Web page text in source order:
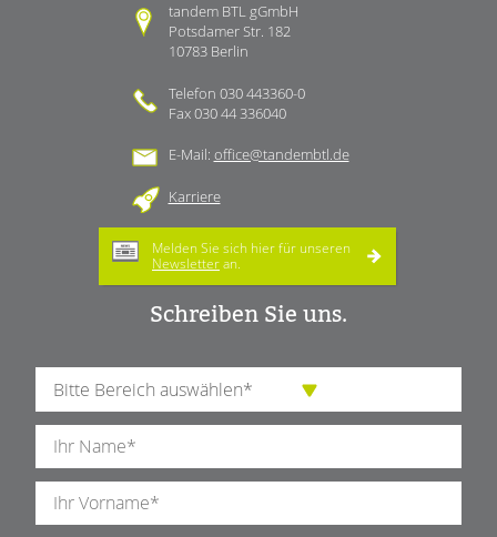
tandem BTL gGmbH
Potsdamer Str. 182
10783 Berlin
Telefon 030 443360-0
Fax 030 44 336040
E-Mail: office@tandembtl.de
Karriere
Melden Sie sich hier für unseren
Newsletteran.
Schreiben Sie uns.